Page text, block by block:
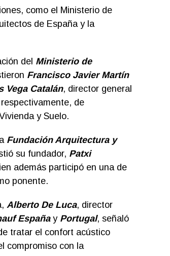
como el Ministerio de
de España y la
del Ministerio de
Francisco Javier Martín
Vega Catalán, director general
de
y Suelo.
Fundación Arquitectura y
su fundador, Patxi
además participó en una de
ponente.
Alberto De Luca, director
Españay Portugal, señaló
tratar el confort acústico
compromiso con la